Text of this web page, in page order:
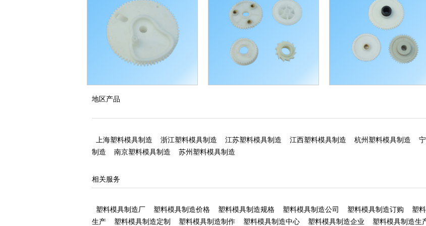
地区产品
上海塑料模具制造 浙江塑料模具制造 江苏塑料模具制造 江西塑料模具制造 杭州塑料模具制造
制造
南京塑料模具制造 苏州塑料模具制造
相关服务
塑料模具制造厂 塑料模具制造价格 塑料模具制造规格 塑料模具制造公司 塑料模具制造订购 塑
生产
塑料模具制造定制 塑料模具制造制作 塑料模具制造中心 塑料模具制造企业 塑料模具制造生